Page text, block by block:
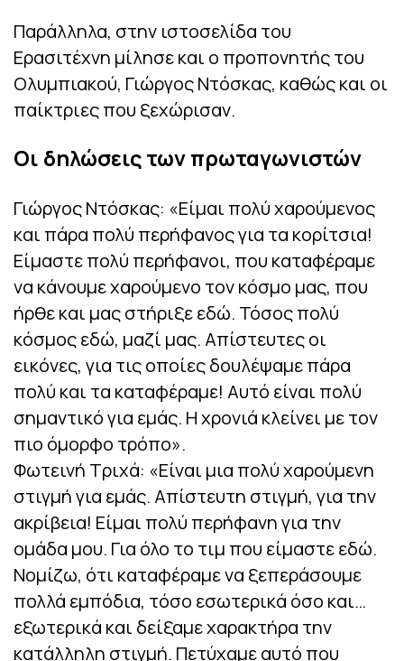
Παράλληλα, στην ιστοσελίδα του
Ερασιτέχνη μίλησε και ο προπονητής του
Ολυμπιακού, Γιώργος Ντόσκας, καθώς και οι
παίκτριες που ξεχώρισαν.
Οι δηλώσεις των πρωταγωνιστών
Γιώργος Ντόσκας: «Είμαι πολύ χαρούμενος
και πάρα πολύ περήφανος για τα κορίτσια!
Είμαστε πολύ περήφανοι, που καταφέραμε
να κάνουμε χαρούμενο τον κόσμο μας, που
ήρθε και μας στήριξε εδώ. Τόσος πολύ
κόσμος εδώ, μαζί μας. Απίστευτες οι
εικόνες, για τις οποίες δουλέψαμε πάρα
πολύ και τα καταφέραμε! Αυτό είναι πολύ
σημαντικό για εμάς. Η χρονιά κλείνει με τον
πιο όμορφο τρόπο».
Φωτεινή Τριχά: «Είναι μια πολύ χαρούμενη
στιγμή για εμάς. Απίστευτη στιγμή, για την
ακρίβεια! Είμαι πολύ περήφανη για την
ομάδα μου. Για όλο το τιμ που είμαστε εδώ.
Νομίζω, ότι καταφέραμε να ξεπεράσουμε
πολλά εμπόδια, τόσο εσωτερικά όσο και…
εξωτερικά και δείξαμε χαρακτήρα την
κατάλληλη στιγμή. Πετύχαμε αυτό που